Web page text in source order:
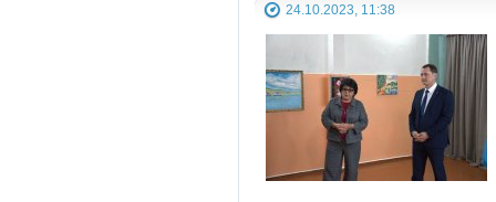
24.10.2023, 11:38